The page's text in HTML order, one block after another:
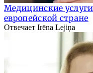
Медицинские
европейской стране
Отвечает Irēna Lejiņa